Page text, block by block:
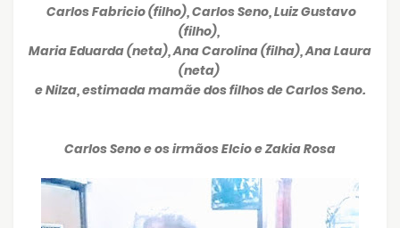
Carlos Fabricio (filho), Carlos Seno, Luiz Gustavo
(filho),
Maria Eduarda (neta), Ana Carolina (filha), Ana Laura
(neta)
e Nilza, estimada mamãe dos filhos de Carlos Seno.
Carlos Seno e os irmãos Elcio e Zakia Rosa